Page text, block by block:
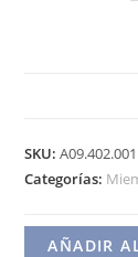
TIBIAL
cantidad
SKU:A09.402.001
Categorías:
AÑADIR